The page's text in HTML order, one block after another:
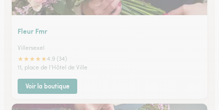
Fleur Fmr
Villersexel
★★★★★4.9 (34)
11, place de l'Hôtel de Ville
Voir la boutique